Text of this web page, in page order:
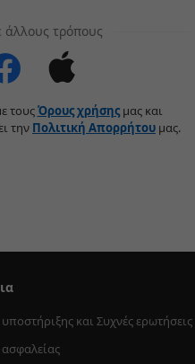
τρόπους
τουςΌρους χρήσηςμας και
την Πολιτική Aπορρήτου μας.
και Συχνές ερωτήσεις